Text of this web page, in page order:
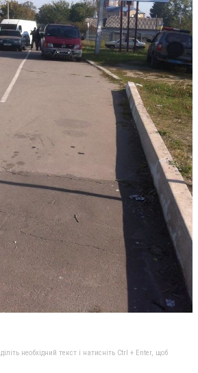
необхідний текст і натисніть Ctrl + Enter, щоб